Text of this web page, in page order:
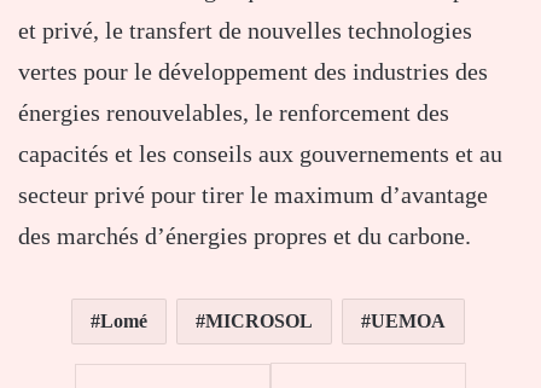
et privé, le transfert de nouvelles technologies
vertes pour le développement des industries des
énergies renouvelables, le renforcement des
capacités et les conseils aux gouvernements et au
secteur privé pour tirer le maximum d’avantage
des marchés d’énergies propres et du carbone.
Lomé MICROSOL UEMOA